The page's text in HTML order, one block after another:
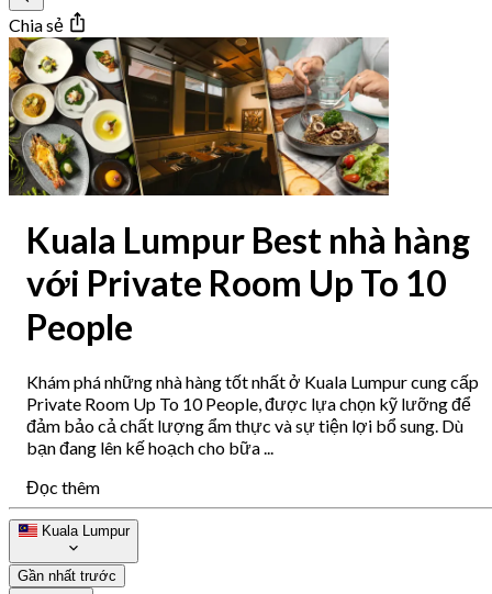
Chia sẻ
Kuala Lumpur Best nhà hàng
với Private Room Up To 10
People
Khám phá những nhà hàng tốt nhất ở Kuala Lumpur cung cấp
Private Room Up To 10 People, được lựa chọn kỹ lưỡng để
đảm bảo cả chất lượng ẩm thực và sự tiện lợi bổ sung. Dù
bạn đang lên kế hoạch cho bữa ...
Đọc thêm
Kuala Lumpur
Gần nhất trước